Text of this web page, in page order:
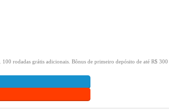
100 rodadas grátis adicionais. Bônus de primeiro depósito de até R$